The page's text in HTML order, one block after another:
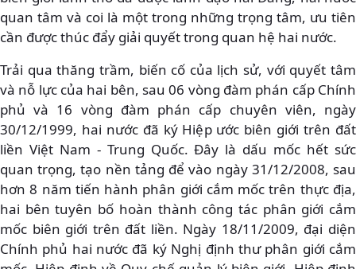
quan tâm và coi là một trong những trọng tâm, ưu tiên
cần được thúc đẩy giải quyết trong quan hệ hai nước.
Trải qua thăng trầm, biến cố của lịch sử, với quyết tâm
và nỗ lực của hai bên, sau 06 vòng đàm phán cấp Chính
phủ và 16 vòng đàm phán cấp chuyên viên, ngày
30/12/1999, hai nước đã ký Hiệp ước biên giới trên đất
liền Việt Nam - Trung Quốc. Đây là dấu mốc hết sức
quan trọng, tạo nền tảng để vào ngày 31/12/2008, sau
hơn 8 năm tiến hành phân giới cắm mốc trên thực địa,
hai bên tuyên bố hoàn thành công tác phân giới cắm
mốc biên giới trên đất liền. Ngày 18/11/2009, đại diện
Chính phủ hai nước đã ký Nghị định thư phân giới cắm